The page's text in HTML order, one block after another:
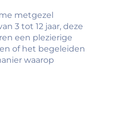
metgezel
3 tot 12 jaar, deze
een plezierige
of het begeleiden
waarop